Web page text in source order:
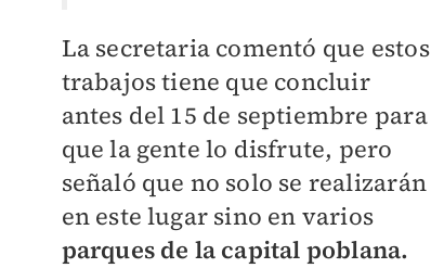
La secretaria comentó que estos
trabajos tiene que concluir
antes del 15 de septiembre para
que la gente lo disfrute, pero
señaló que no solo se realizarán
en este lugar sino en varios
parques de la capital poblana.